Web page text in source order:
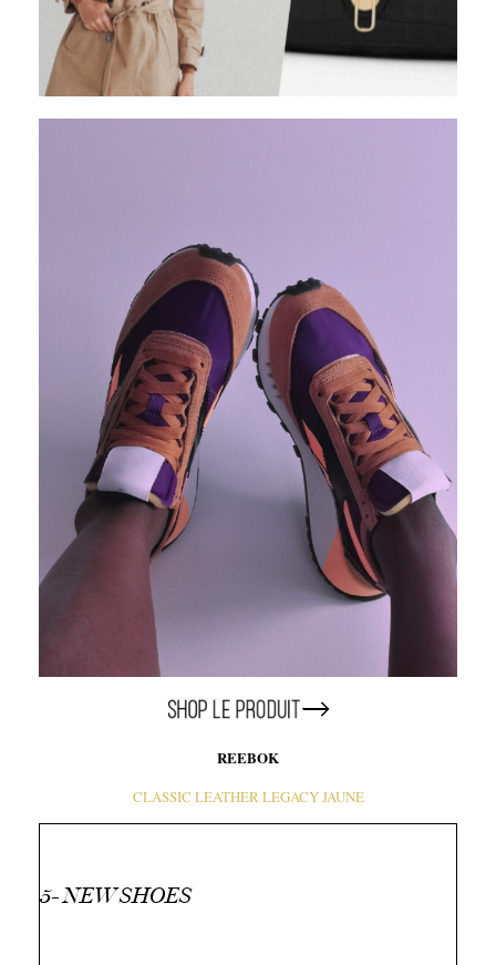
REEBOK
CLASSIC LEATHER LEGACY JAUNE
5- NEW SHOES